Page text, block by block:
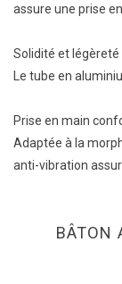
assure une prise
Solidité et légèreté
Le tube en
Prise en main
Adaptée à la
anti-vibration
BÂTON